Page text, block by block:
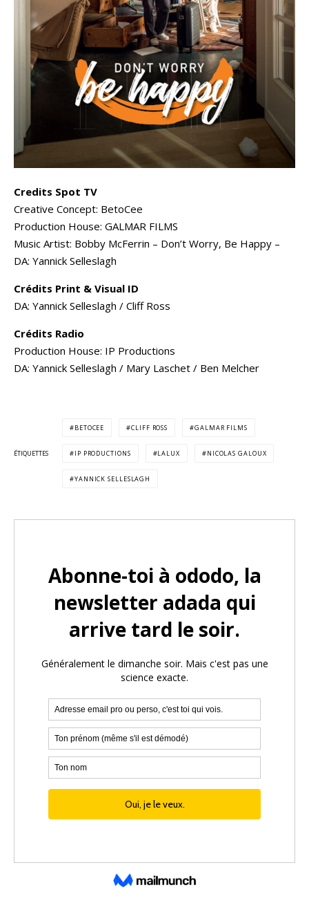
Credits Spot TV
Creative Concept: BetoCee
Production House: GALMAR FILMS
Music Artist: Bobby McFerrin – Don’t Worry, Be Happy –
DA: Yannick Selleslagh
Crédits Print & Visual ID
DA: Yannick Selleslagh / Cliff Ross
Crédits Radio
Production House: IP Productions
DA: Yannick Selleslagh / Mary Laschet / Ben Melcher
ÉTIQUETTES
BETOCEE CLIFF ROSS GALMAR FILMS
IP PRODUCTIONS LALUX NICOLAS GALOUX
YANNICK SELLESLAGH